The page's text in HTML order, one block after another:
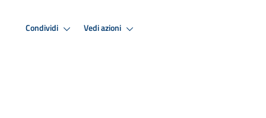
Condividi Vedi azioni